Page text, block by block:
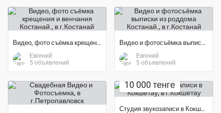
Видео, фото съёмка крещения и венчания Костанай.
Евгений
5 объявлений
Видео и фотосъёмка выписки из роддома Костанай.
Евгений
5 объявлений
10 000 тенге
Студия звукозаписи в Кокшетау